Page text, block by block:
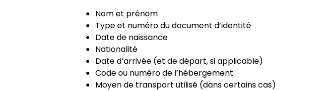
Nom et prénom
Type et numéro du document d’identité
Date de naissance
Nationalité
Date d’arrivée (et de départ, si applicable)
Code ou numéro de l’hébergement
Moyen de transport utilisé (dans certains cas)